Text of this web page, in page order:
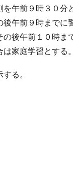
午前９時３０分と
午前９時までに
後午前１０時ま
家庭学習とする。
る。